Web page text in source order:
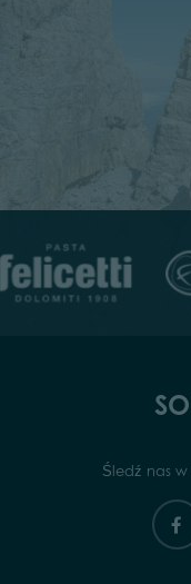
Śledź nas